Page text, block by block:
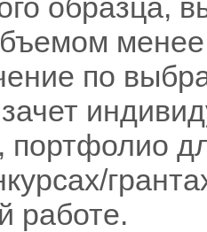
образца,
менее
по
портфолио
работе.